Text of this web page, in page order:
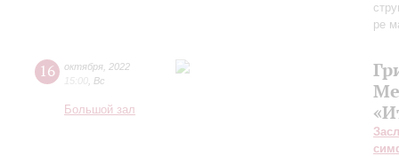
ре
16 октября 2022
15:00 Вс
Большой зал